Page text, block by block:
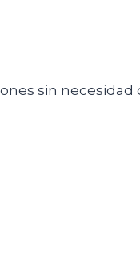
sin necesidad